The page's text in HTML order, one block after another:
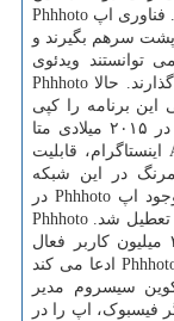
اپ را بطور کامل از کسب و کار خود بیرون کرد. فناوری اپ Phhhoto
می داد در یک مرحله ۵ عکس پشت سرهم بگیرند و
توانستند ویدئوی
مذکور را در فیسبوک یا اینستاگرام به اشتراک گذارند. حالا Phhhoto
برنامه را کپی
کرده است. طبق جزییات موجود در شکایتنامه در ۲۰۱۵ میلادی متا
بعد از مسدود کردن دسترسی Phhhoto به API اینستاگرام، قابلیت
در این شبکه
اجتماعی عرضه نموده است. طبق اطلاعات موجود اپ Phhhoto در
سال ۲۰۱۴ میلادی راه اندازی و در ۲۰۱۷ میلادی تعطیل شد. Phhhoto
ادعا می کند در زمان اوج فعالیتش ماهانه ۳.۷ میلیون کاربر فعال
داشته و افراد مشهور زیادی کاربر آن بوده اند. Phhhoto ادعا می کند
سیسروم مدیر
فیسبوک، اپ را در